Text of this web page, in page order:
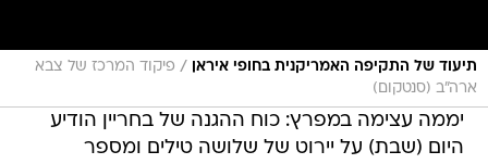
תיעוד של התקיפה האמריקנית בחופי איראן / פיקוד המרכז של צבא
ארה"ב (סנטקום)
יממה עצימה במפרץ: כוח ההגנה של בחריין הודיע
היום (שבת) על יירוט של שלושה טילים ומספר